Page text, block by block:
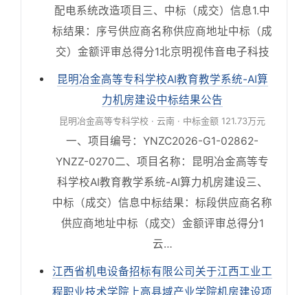
配电系统改造项目三、中标（成交）信息1.中
标结果：序号供应商名称供应商地址中标（成
交）金额评审总得分1北京明视伟音电子科技
昆明冶金高等专科学校AI教育教学系统-AI算
力机房建设中标结果公告
昆明冶金高等专科学校 · 云南 · 中标金额 121.73万元
一、项目编号：YNZC2026-G1-02862-
YNZZ-0270二、项目名称：昆明冶金高等专
科学校AI教育教学系统-AI算力机房建设三、
中标（成交）信息中标结果：标段供应商名称
供应商地址中标（成交）金额评审总得分1
云…
江西省机电设备招标有限公司关于江西工业工
程职业技术学院上高县域产业学院机房建设项